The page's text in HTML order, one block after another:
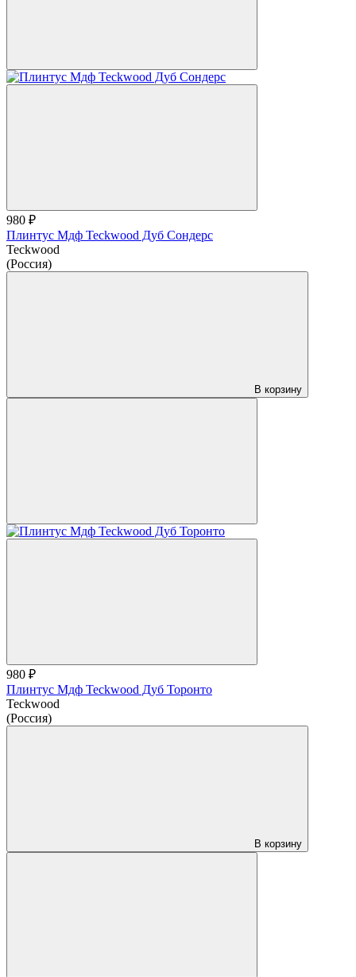
980 ₽
Плинтус Мдф Teckwood Дуб Сондерс
Teckwood
(Россия)
В корзину
980 ₽
Плинтус Мдф Teckwood Дуб Торонто
Teckwood
(Россия)
В корзину